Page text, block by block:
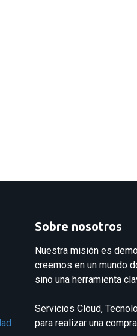
Sobre nosotros
Nuestra misión es
creemos en un mundo
sino una herramienta
Servicios Cloud,
para realizar una